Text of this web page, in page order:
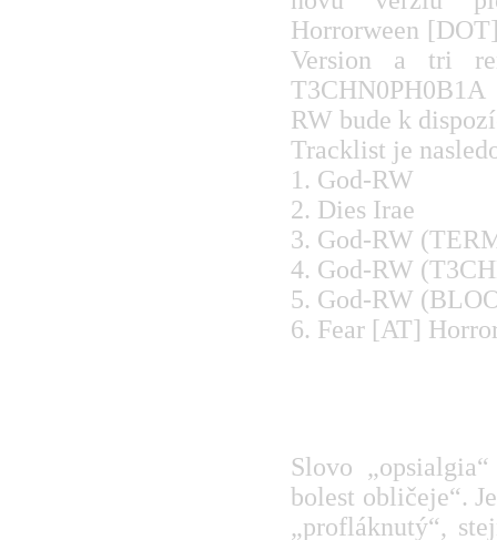
Horrorween
Version a tri
RW bude k
Tracklist je
1. God-RW
2. Dies Irae
3. God-RW
4. God-RW
5. God-RW
6. Fear [AT]
Slovo
bolest obličeje“.
„profláknutý“,